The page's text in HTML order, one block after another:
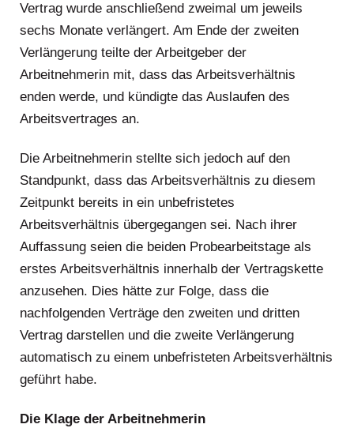
Vertrag wurde anschließend zweimal um jeweils
sechs Monate verlängert. Am Ende der zweiten
Verlängerung teilte der Arbeitgeber der
Arbeitnehmerin mit, dass das Arbeitsverhältnis
enden werde, und kündigte das Auslaufen des
Arbeitsvertrages an.
Die Arbeitnehmerin stellte sich jedoch auf den
Standpunkt, dass das Arbeitsverhältnis zu diesem
Zeitpunkt bereits in ein unbefristetes
Arbeitsverhältnis übergegangen sei. Nach ihrer
Auffassung seien die beiden Probearbeitstage als
erstes Arbeitsverhältnis innerhalb der Vertragskette
anzusehen. Dies hätte zur Folge, dass die
nachfolgenden Verträge den zweiten und dritten
Vertrag darstellen und die zweite Verlängerung
automatisch zu einem unbefristeten Arbeitsverhältnis
geführt habe.
Die Klage der Arbeitnehmerin